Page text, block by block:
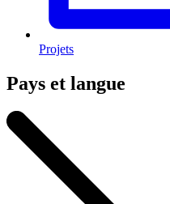
Projets
Pays et langue